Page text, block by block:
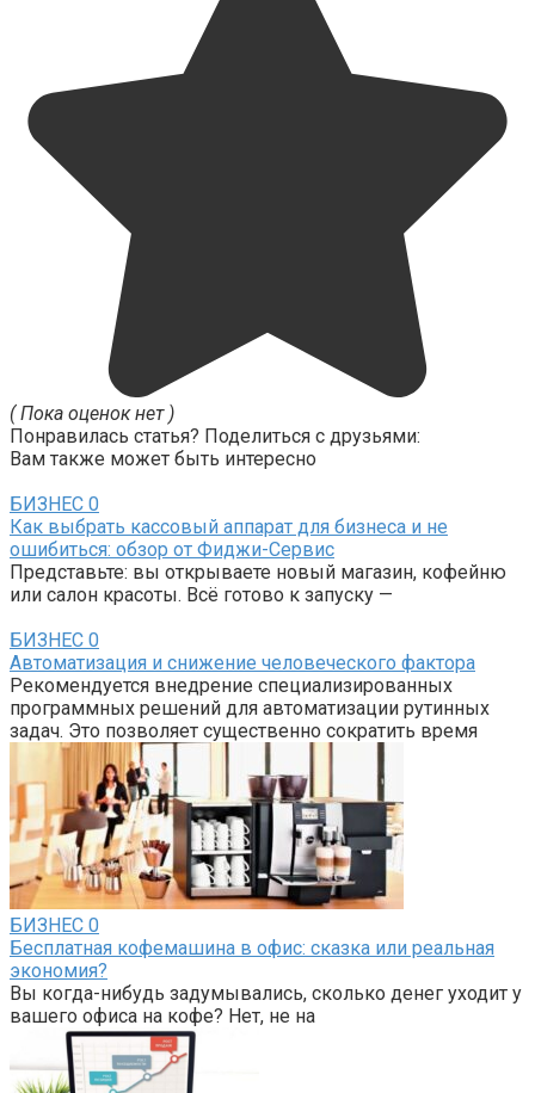
( Пока оценок нет )
Понравилась статья? Поделиться с друзьями:
Вам также может быть интересно
БИЗНЕС 0
Как выбрать кассовый аппарат для бизнеса и не
ошибиться: обзор от Фиджи-Сервис
Представьте: вы открываете новый магазин, кофейню
или салон красоты. Всё готово к запуску —
БИЗНЕС 0
Автоматизация и снижение человеческого фактора
Рекомендуется внедрение специализированных
программных решений для автоматизации рутинных
задач. Это позволяет существенно сократить время
БИЗНЕС 0
Бесплатная кофемашина в офис: сказка или реальная
экономия?
Вы когда-нибудь задумывались, сколько денег уходит у
вашего офиса на кофе? Нет, не на